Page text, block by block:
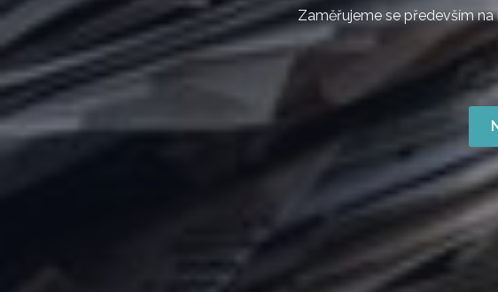
Zaměřujeme se především